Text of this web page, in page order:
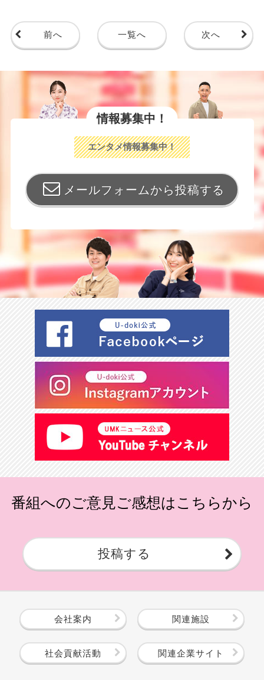
前へ 一覧へ 次へ
情報募集中！
エンタメ情報募集中！
メールフォームから投稿する
番組へのご意見ご感想はこちらから
投稿する
会社案内 関連施設
社会貢献活動 関連企業サイト